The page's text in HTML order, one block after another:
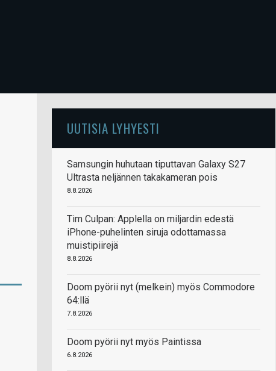
UUTISIA LYHYESTI
Samsungin huhutaan tiputtavan Galaxy S27
Ultrasta neljännen takakameran pois
8.8.2026
Tim Culpan: Applella on miljardin edestä
iPhone-puhelinten siruja odottamassa
muistipiirejä
8.8.2026
Doom pyörii nyt (melkein) myös Commodore
64:llä
7.8.2026
Doom pyörii nyt myös Paintissa
6.8.2026